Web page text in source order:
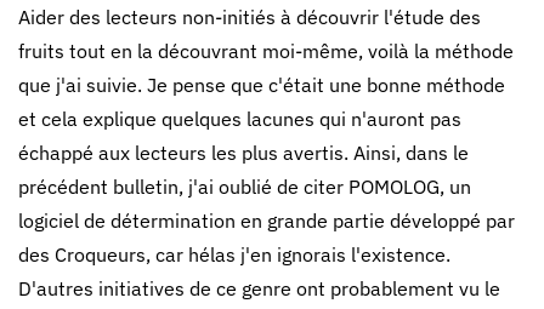
Aider des lecteurs non-initiés à découvrir l'étude des
fruits tout en la découvrant moi-même, voilà la méthode
que j'ai suivie. Je pense que c'était une bonne méthode
et cela explique quelques lacunes qui n'auront pas
échappé aux lecteurs les plus avertis. Ainsi, dans le
précédent bulletin, j'ai oublié de citer POMOLOG, un
logiciel de détermination en grande partie développé par
des Croqueurs, car hélas j'en ignorais l'existence.
D'autres initiatives de ce genre ont probablement vu le